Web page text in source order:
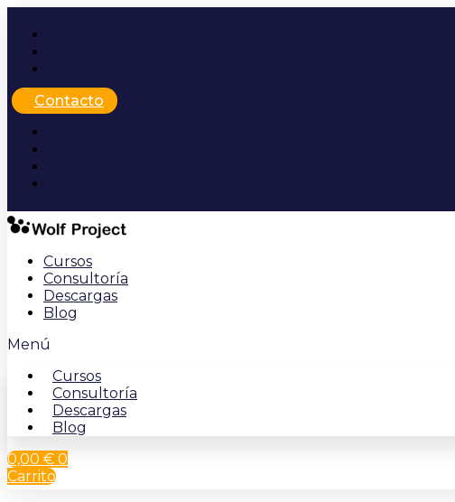
contenido
Contacto
Cursos
Consultoría
Descargas
Blog
Menú
Cursos
Consultoría
Descargas
Blog
0,00 € 0
Carrito